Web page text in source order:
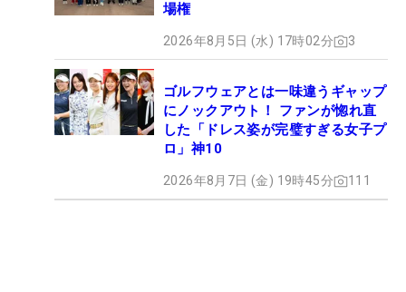
場権
2026年8月5日 (水) 17時02分 3
ゴルフウェアとは一味違うギャップ
にノックアウト！ ファンが惚れ直
した「ドレス姿が完璧すぎる女子プ
ロ」神10
2026年8月7日 (金) 19時45分 111